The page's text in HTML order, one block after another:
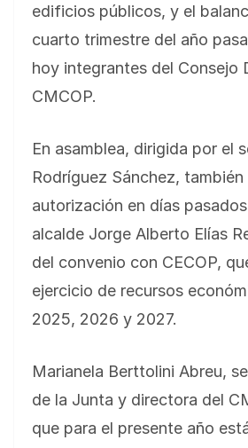
edificios públicos, y el
cuarto trimestre del año
hoy integrantes del Consejo
CMCOP.
En asamblea, dirigida por el
Rodríguez Sánchez,
autorización en días
alcalde Jorge Alberto Elías
del convenio con CECOP,
ejercicio de recursos
2025, 2026 y 2027.
Marianela Berttolini Abreu,
de la Junta y directora del
que para el presente año